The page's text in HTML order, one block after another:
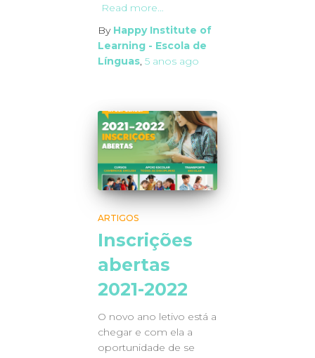
Read more…
By Happy Institute of
Learning - Escola de
Línguas, 5 anos ago
ARTIGOS
Inscrições
abertas
2021-2022
O novo ano letivo está a
chegar e com ela a
oportunidade de se